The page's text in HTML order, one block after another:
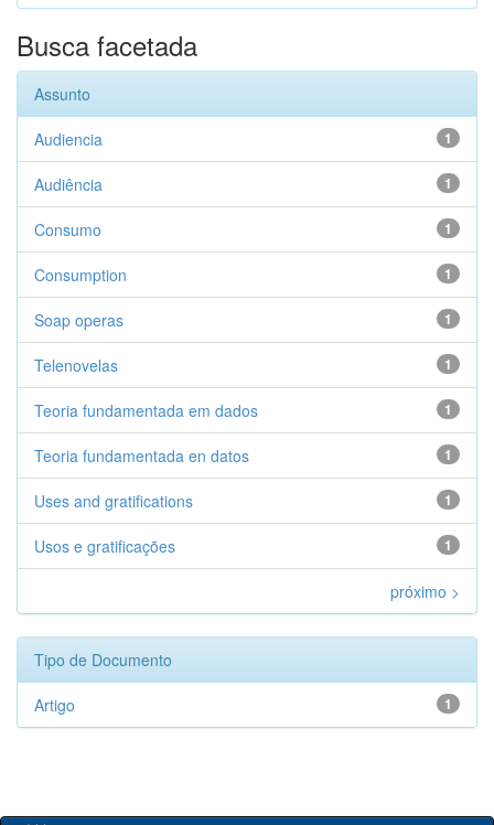
Busca facetada
Assunto
1
Audiencia
1
Audiência
1
Consumo
1
Consumption
1
Soap operas
1
Telenovelas
1
Teoria fundamentada em dados
1
Teoria fundamentada en datos
1
Uses and gratifications
1
Usos e gratificações
próximo >
Tipo de Documento
1
Artigo